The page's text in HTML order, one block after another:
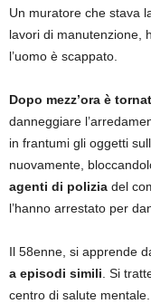
Un muratore che stava
lavori di manutenzione,
l’uomo è scappato.
Dopo mezz’ora è
danneggiare
in frantumi gli oggetti
nuovamente,
agenti di polizia del
l’hanno arrestato per
Il 58enne, si apprende
a episodi simili. Si
centro di salute mentale.